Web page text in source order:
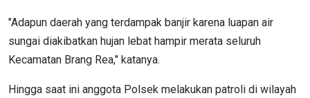
"Adapun daerah yang terdampak banjir karena luapan air
sungai diakibatkan hujan lebat hampir merata seluruh
Kecamatan Brang Rea," katanya.
Hingga saat ini anggota Polsek melakukan patroli di wilayah